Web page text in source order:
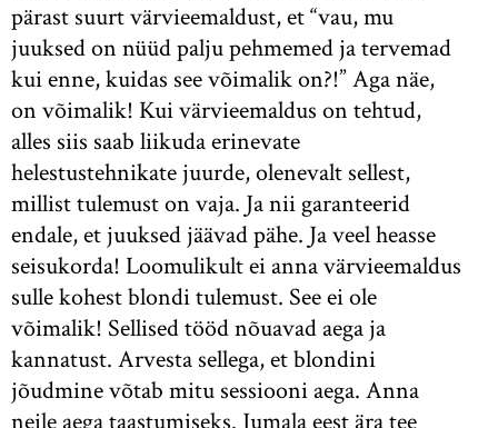
pärast suurt värvieemaldust, et “vau, mu
juuksed on nüüd palju pehmemed ja tervemad
kui enne, kuidas see võimalik on?!” Aga näe,
on võimalik! Kui värvieemaldus on tehtud,
alles siis saab liikuda erinevate
helestustehnikate juurde, olenevalt sellest,
millist tulemust on vaja. Ja nii garanteerid
endale, et juuksed jäävad pähe. Ja veel heasse
seisukorda! Loomulikult ei anna värvieemaldus
sulle kohest blondi tulemust. See ei ole
võimalik! Sellised tööd nõuavad aega ja
kannatust. Arvesta sellega, et blondini
jõudmine võtab mitu sessiooni aega. Anna